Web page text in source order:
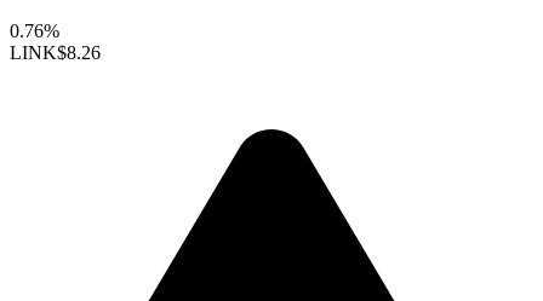
0.76%
LINK$8.26